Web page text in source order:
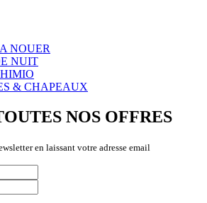
NOUER
NUIT
& CHAPEAUX
NOS OFFRES
en laissant votre adresse email